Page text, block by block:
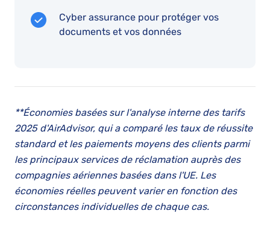
Cyber assurance pour protéger vos
documents et vos données
**Économies basées sur l'analyse interne des tarifs
2025 d'AirAdvisor, qui a comparé les taux de réussite
standard et les paiements moyens des clients parmi
les principaux services de réclamation auprès des
compagnies aériennes basées dans l'UE. Les
économies réelles peuvent varier en fonction des
circonstances individuelles de chaque cas.